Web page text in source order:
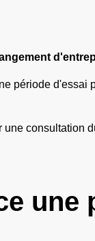
période
consultation
une